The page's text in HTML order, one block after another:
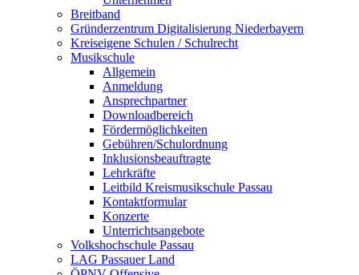
Breitband
Gründerzentrum Digitalisierung Niederbayern
Kreiseigene Schulen / Schulrecht
Musikschule
Allgemein
Anmeldung
Ansprechpartner
Downloadbereich
Fördermöglichkeiten
Gebühren/Schulordnung
Inklusionsbeauftragte
Lehrkräfte
Leitbild Kreismusikschule Passau
Kontaktformular
Konzerte
Unterrichtsangebote
Volkshochschule Passau
LAG Passauer Land